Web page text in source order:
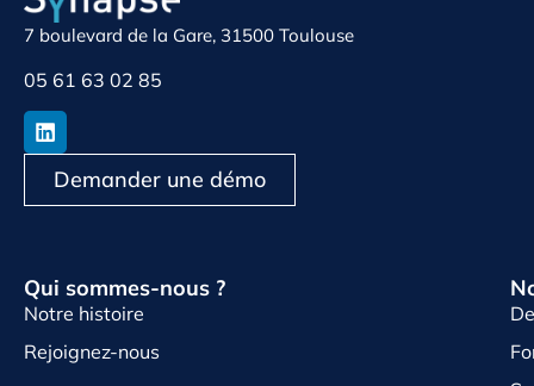
7 boulevard de la Gare, 31500 Toulouse
05 61 63 02 85
Demander une démo
Qui sommes-nous ?
Notre histoire
Rejoignez-nous